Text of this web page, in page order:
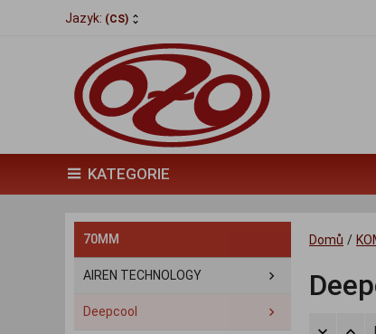
Jazyk: (CS)
KATEGORIE
70MM
AIREN TECHNOLOGY
Deepcool
Domů /